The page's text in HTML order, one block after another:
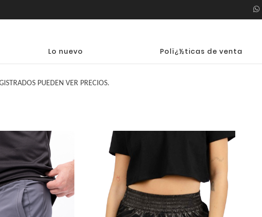
Lo nuevo Polï¿½ticas de venta
PUEDEN VER PRECIOS.